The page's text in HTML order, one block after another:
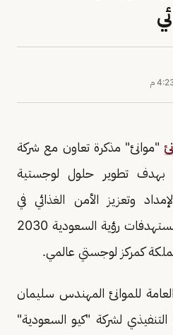
م
"موانئ" مذكرة تعاون مع شركة
بهدف تطوير حلول لوجستية
وتعزيز الأمن الغذائي في
المملكة، بما ينسجم مع مستهدفات رؤية السعودية 2030
كمركز لوجستي عالمي.
للموانئ المهندس سليمان
لشركة "كيو السعودية"